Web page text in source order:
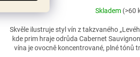
hodnocení
produktu
je
Skladem (>60
Skvěle ilustruje styl vín z takzvaného
kde prim hraje odrůda Cabernet
vína je ovocně koncentrované, plné tónů